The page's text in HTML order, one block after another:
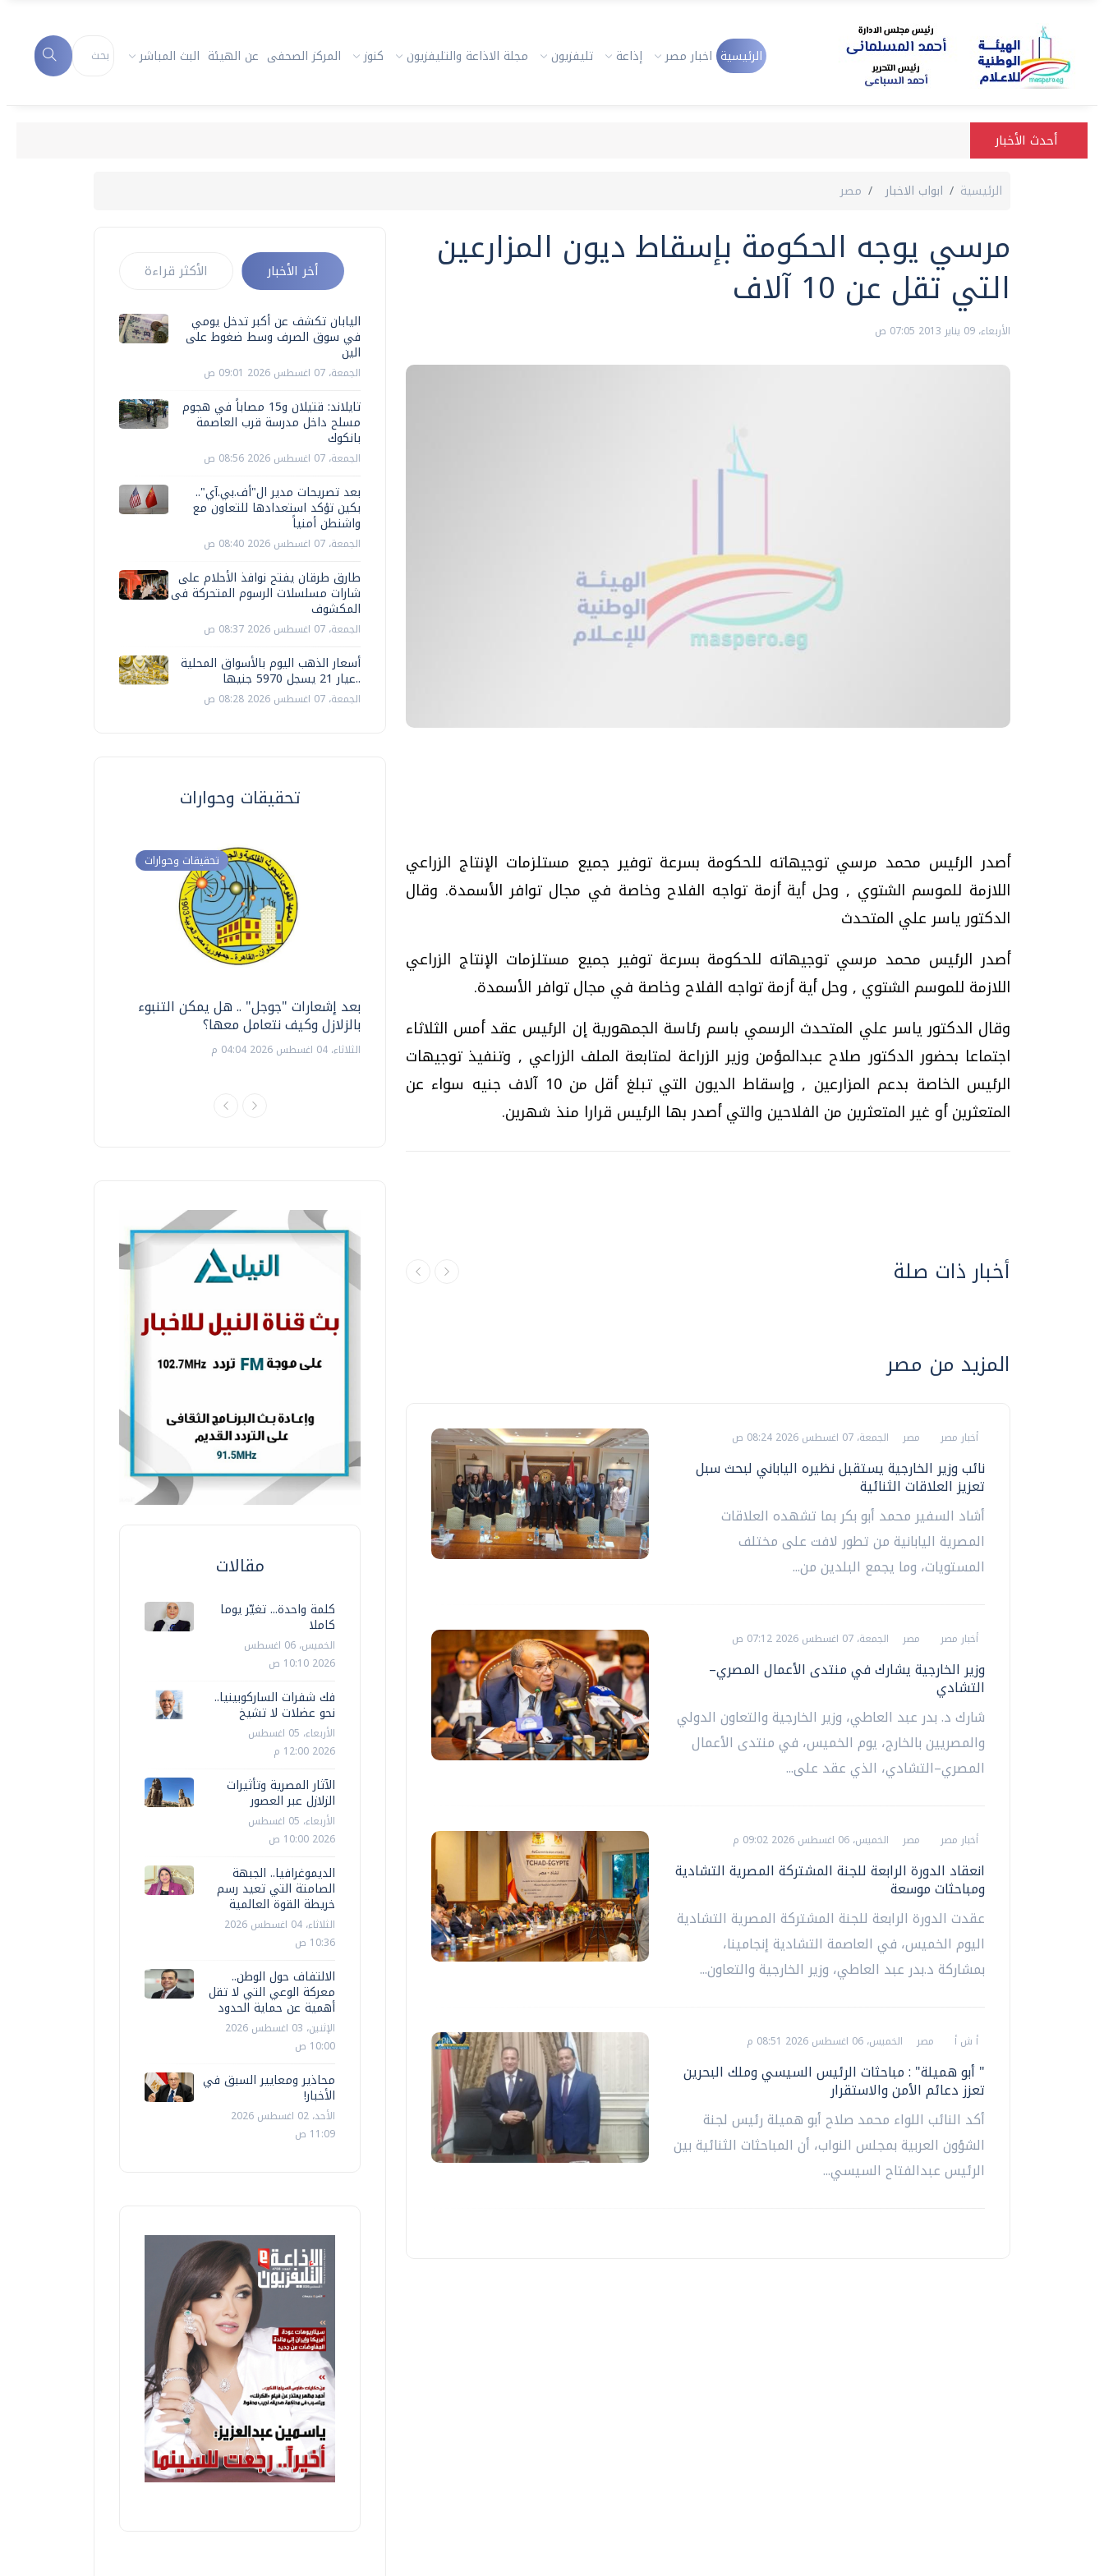
الرئيسية اخبار مصر إذاعة تليفزيون مجلة الاذاعة والتليفزيون كنوز المركز الصحفى عن الهيئة البث المباشر
أحدث الأخبار
الرئيسية ابواب الاخبار مصر
مرسي يوجه الحكومة بإسقاط ديون المزارعين
التي تقل عن 10 آلاف
الأربعاء، 09 يناير 2013 07:05 ص
أصدر الرئيس محمد مرسي توجيهاته للحكومة بسرعة توفير جميع مستلزمات الإنتاج الزراعي
اللازمة للموسم الشتوي , وحل أية أزمة تواجه الفلاح وخاصة في مجال توافر الأسمدة. وقال
الدكتور ياسر علي المتحدث
أصدر الرئيس محمد مرسي توجيهاته للحكومة بسرعة توفير جميع مستلزمات الإنتاج الزراعي
اللازمة للموسم الشتوي , وحل أية أزمة تواجه الفلاح وخاصة في مجال توافر الأسمدة.
وقال الدكتور ياسر علي المتحدث الرسمي باسم رئاسة الجمهورية إن الرئيس عقد أمس الثلاثاء
اجتماعا بحضور الدكتور صلاح عبدالمؤمن وزير الزراعة لمتابعة الملف الزراعي , وتنفيذ توجيهات
الرئيس الخاصة بدعم المزارعين , وإسقاط الديون التي تبلغ أقل من 10 آلاف جنيه سواء عن
المتعثرين أو غير المتعثرين من الفلاحين والتي أصدر بها الرئيس قرارا منذ شهرين.
أخبار ذات صلة
المزيد من مصر
أخبار مصر مصر الجمعة، 07 اغسطس 2026 08:24 ص
نائب وزير الخارجية يستقبل نظيره الياباني لبحث سبل
تعزيز العلاقات الثنائية
أشاد السفير محمد أبو بكر بما تشهده العلاقات
المصرية اليابانية من تطور لافت على مختلف
المستويات، وما يجمع البلدين من...
أخبار مصر مصر الجمعة، 07 اغسطس 2026 07:12 ص
وزير الخارجية يشارك في منتدى الأعمال المصري–
التشادي
شارك د. بدر عبد العاطي، وزير الخارجية والتعاون الدولي
والمصريين بالخارج، يوم الخميس، في منتدى الأعمال
المصري–التشادي، الذي عقد على...
أخبار مصر مصر الخميس، 06 اغسطس 2026 09:02 م
انعقاد الدورة الرابعة للجنة المشتركة المصرية التشادية
ومباحثات موسعة
عقدت الدورة الرابعة للجنة المشتركة المصرية التشادية
اليوم الخميس، في العاصمة التشادية إنجامينا،
بمشاركة د.بدر عبد العاطي، وزير الخارجية والتعاون...
أ ش أ مصر الخميس، 06 اغسطس 2026 08:51 م
" أبو هميلة" : مباحثات الرئيس السيسي وملك البحرين
تعزز دعائم الأمن والاستقرار
أكد النائب اللواء محمد صلاح أبو هميلة رئيس لجنة
الشؤون العربية بمجلس النواب، أن المباحثات الثنائية بين
الرئيس عبدالفتاح السيسي...
أخر الأخبار الأكثر قراءة
اليابان تكشف عن أكبر تدخل يومي
في سوق الصرف وسط ضغوط على
الين
الجمعة، 07 اغسطس 2026 09:01 ص
تايلاند: قتيلان و15 مصاباً في هجوم
مسلح داخل مدرسة قرب العاصمة
بانكوك
الجمعة، 07 اغسطس 2026 08:56 ص
بعد تصريحات مدير ال"أف.بي.آي"..
بكين تؤكد استعدادها للتعاون مع
واشنطن أمنياً
الجمعة، 07 اغسطس 2026 08:40 ص
طارق طرقان يفتح نوافذ الأحلام على
شارات مسلسلات الرسوم المتحركة فى
المكشوف
الجمعة، 07 اغسطس 2026 08:37 ص
أسعار الذهب اليوم بالأسواق المحلية
..عيار 21 يسجل 5970 جنيها
الجمعة، 07 اغسطس 2026 08:28 ص
تحقيقات وحوارات
تحقيقات وحوارات
بعد إشعارات "جوجل" .. هل يمكن التنبوء
بالزلازل وكيف نتعامل معها؟
الثلاثاء، 04 اغسطس 2026 04:04 م
تحقيقات وحوارات
وإجابات
السبت، 01 اغسطس 2026 10:25 ص
تحقيقات وحوارات
وتحديات هائلة
الخميس، 30 يوليو 2026 01:09 م
تحقيقات وحوارات
موجات الطقس الساخنة.. لماذا تحدث وكيف
مقالات
كلمة واحدة... تغيّر يوما
كاملا
الخميس، 06 اغسطس
2026 10:10 ص
فك شفرات الساركوبينيا..
نحو عضلات لا تشيخ
الأربعاء، 05 اغسطس
2026 12:00 م
الآثار المصرية وتأثيرات
الزلازل عبر العصور
الأربعاء، 05 اغسطس
2026 10:00 ص
الديموغرافيا.. الجبهة
الصامتة التي تعيد رسم
خريطة القوة العالمية
الثلاثاء، 04 اغسطس 2026
10:36 ص
الالتفاف حول الوطن..
معركة الوعي التي لا تقل
أهمية عن حماية الحدود
الإثنين، 03 اغسطس 2026
10:00 ص
محاذير ومعايير السبق في
الأخبار!
الأحد، 02 اغسطس 2026
11:09 ص